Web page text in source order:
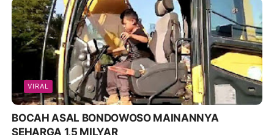
VIRAL
BOCAH ASAL BONDOWOSO MAINANNYA
SEHARGA 1,5 MILYAR